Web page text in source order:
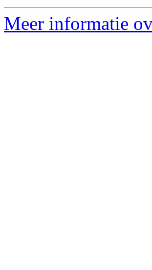
Meer informatie